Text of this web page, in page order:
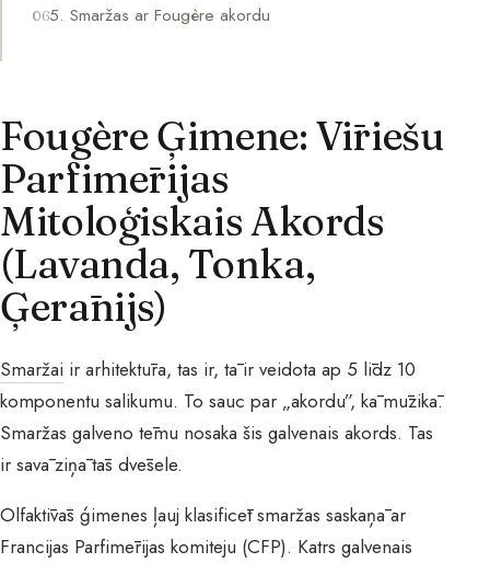
5. Smaržas ar Fougère akordu
Fougère Ģimene: Vīriešu
Parfimērijas
Mitoloģiskais Akords
(Lavanda, Tonka,
Ģerānijs)
Smaržai ir arhitektūra, tas ir, tā ir veidota ap 5 līdz 10
komponentu salikumu. To sauc par „akordu”, kā mūzikā.
Smaržas galveno tēmu nosaka šis galvenais akords. Tas
ir savā ziņā tās dvēsele.
Olfaktīvās ģimenes ļauj klasificēt smaržas saskaņā ar
Francijas Parfimērijas komiteju (CFP). Katrs galvenais